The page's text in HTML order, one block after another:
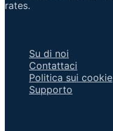
rates.
Su di noi
Contattaci
Politica sui cookie
Supporto